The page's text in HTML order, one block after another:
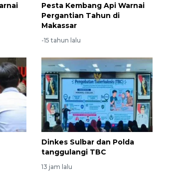
Pesta Kembang Api Warnai
Pergantian Tahun di
Makassar
-15 tahun lalu
Dinkes Sulbar dan Polda
tanggulangi TBC
13 jam lalu